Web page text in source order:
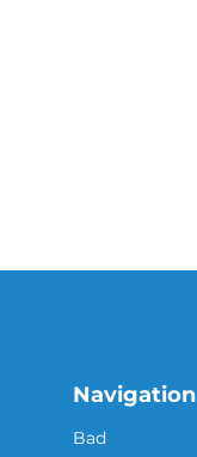
Navigation
Bad